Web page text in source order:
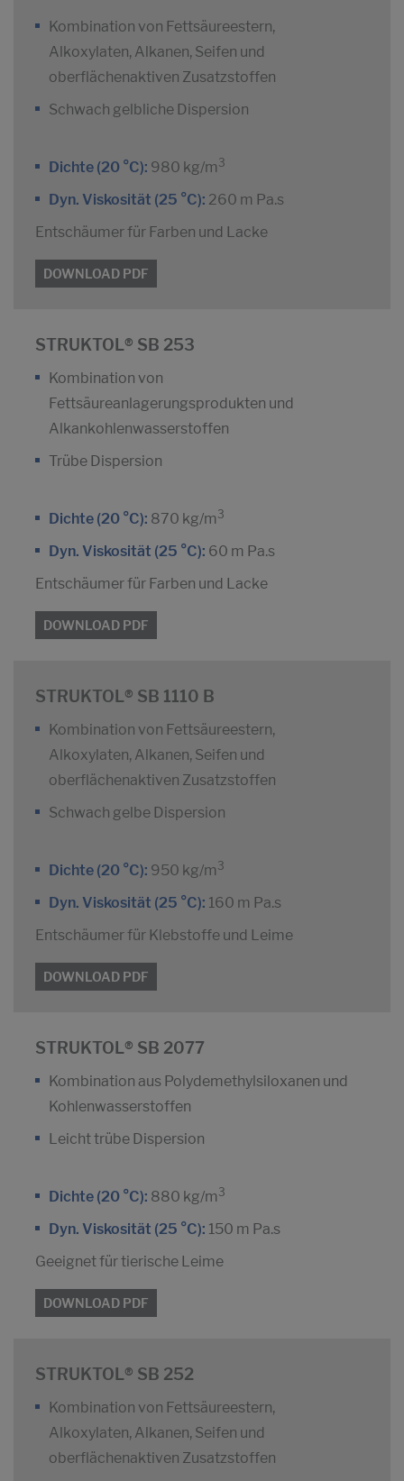
Kombination von Fettsäureestern,
Alkoxylaten, Alkanen, Seifen und
oberflächenaktiven Zusatzstoffen
Schwach gelbliche Dispersion
Dichte (20 °C): 980 kg/m 3
Dyn. Viskosität (25 °C): 260 m Pa.s
Entschäumer für Farben und Lacke
DOWNLOAD PDF
STRUKTOL® SB 253
Kombination von
Fettsäureanlagerungsprodukten und
Alkankohlenwasserstoffen
Trübe Dispersion
Dichte (20 °C): 870 kg/m 3
Dyn. Viskosität (25 °C): 60 m Pa.s
Entschäumer für Farben und Lacke
DOWNLOAD PDF
STRUKTOL® SB 1110 B
Kombination von Fettsäureestern,
Alkoxylaten, Alkanen, Seifen und
oberflächenaktiven Zusatzstoffen
Schwach gelbe Dispersion
Dichte (20 °C): 950 kg/m 3
Dyn. Viskosität (25 °C): 160 m Pa.s
Entschäumer für Klebstoffe und Leime
DOWNLOAD PDF
STRUKTOL® SB 2077
Kombination aus Polydemethylsiloxanen und
Kohlenwasserstoffen
Leicht trübe Dispersion
Dichte (20 °C): 880 kg/m 3
Dyn. Viskosität (25 °C): 150 m Pa.s
Geeignet für tierische Leime
DOWNLOAD PDF
STRUKTOL® SB 252
Kombination von Fettsäureestern,
Alkoxylaten, Alkanen, Seifen und
oberflächenaktiven Zusatzstoffen